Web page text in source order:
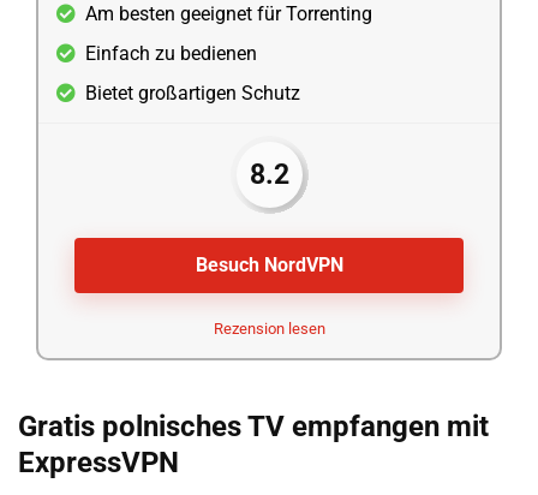
Am besten geeignet für Torrenting
Einfach zu bedienen
Bietet großartigen Schutz
8.2
Besuch NordVPN
Rezension lesen
Gratis polnisches TV empfangen mit
ExpressVPN